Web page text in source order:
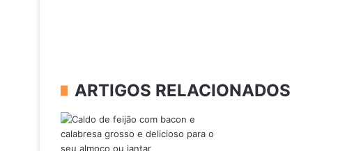
ARTIGOS RELACIONADOS